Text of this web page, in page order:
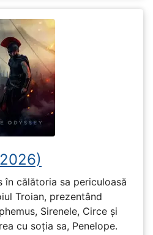
în călătoria sa periculoasă
Troian, prezentând
Sirenele, Circe și
cu soția sa, Penelope.